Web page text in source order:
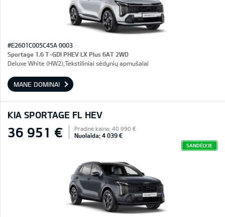
#E2601C005C45A 0003
Sportage 1.6 T-GDI PHEV LX Plus 6AT 2WD
Deluxe White (HW2),Tekstiliniai sėdynių apmušalai
MANE DOMINA!
KIA SPORTAGE FL HEV
36 951 € Pradinė kaina: 40 990 €
Nuolaida: 4 039 €
SANDĖLYJE